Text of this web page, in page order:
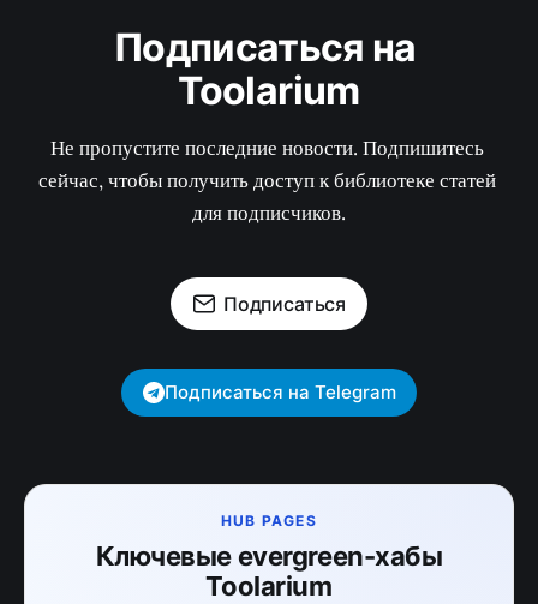
Подписаться на
Toolarium
Не пропустите последние новости. Подпишитесь
сейчас, чтобы получить доступ к библиотеке статей
для подписчиков.
Подписаться
Подписаться на Telegram
HUB PAGES
Ключевые evergreen-хабы
Toolarium